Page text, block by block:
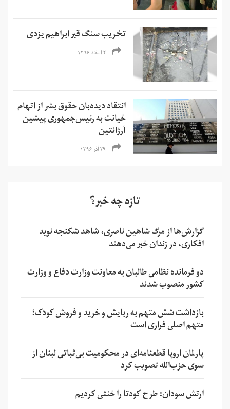
تخریب سنگ قبر ابراهیم یزدی
۲ اسفند ۱۳۹۶
انتقاد دیده‌بان حقوق بشر از اتهام
خیانت به رئیس‌جمهوری پیشین
آرژانتین
۲۹ آذر ۱۳۹۶
تازه چه خبر؟
گزارش‌ها از مرگ شاهین ناصری، شاهد شکنجه نوید
افکاری، در زندان خبر می‌دهند
دو فرمانده نظامی طالبان به معاونت وزارت دفاع و وزارت
کشور منصوب شدند
بازداشت شش متهم به ربایش و خرید و فروش کودک؛
متهم اصلی فراری است
پارلمان اروپا قطعنامه‌ای در محکومیت بی‌ثباتی لبنان از
سوی حزب‌الله تصویب کرد
ارتش سودان: طرح کودتا را خنثی کردیم